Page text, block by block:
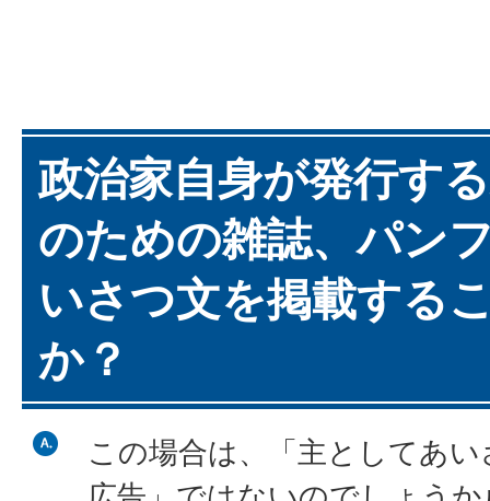
政治家自身が発行す
のための雑誌、パン
いさつ文を掲載する
か？
この場合は、「主としてあ